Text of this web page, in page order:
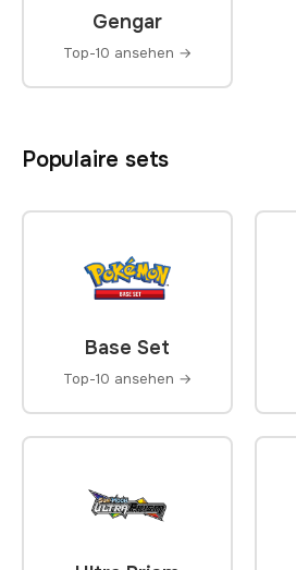
Gengar
Top-10 ansehen →
Populaire sets
Base Set
Top-10 ansehen →